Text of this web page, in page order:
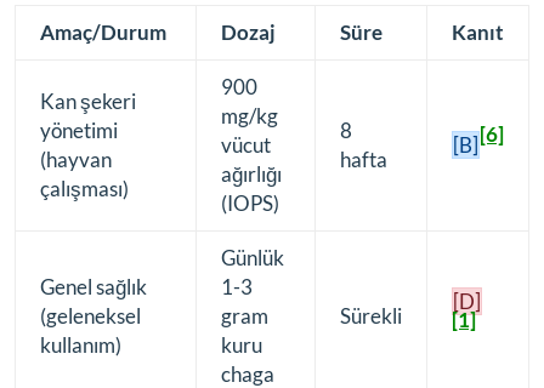
Amaç/Durum Dozaj Süre Kanıt
Kan şekeri
yönetimi
(hayvan
çalışması)
900
mg/kg
vücut
ağırlığı
(IOPS)
8
hafta
[B][6]
Genel sağlık
(geleneksel
kullanım)
Günlük
1-3
gram
kuru
chaga
Sürekli
[D]
[1]